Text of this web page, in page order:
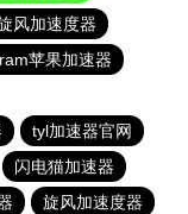
风加速度器
苹果加速器
tyl加速器官网
闪电猫加速器
旋风加速度器